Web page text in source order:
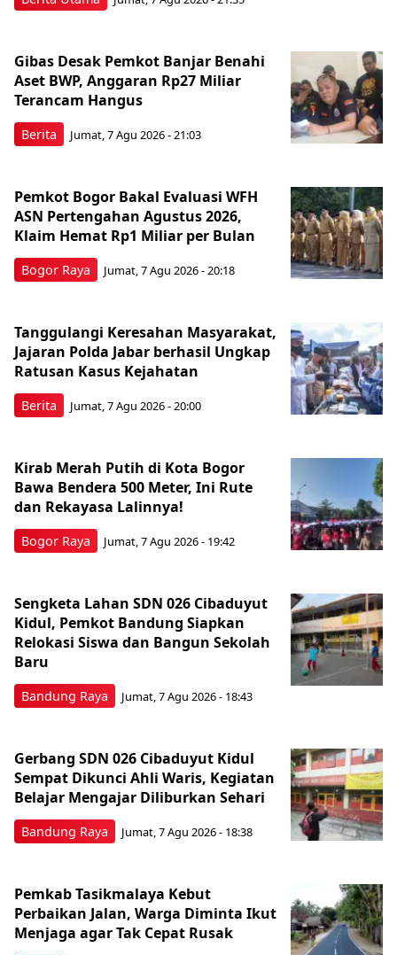
Berita
Gibas Desak Pemkot Banjar Benahi
Aset BWP, Anggaran Rp27 Miliar
Terancam Hangus
Jumat, 7 Agu 2026 - 21:03
Bogor Raya
Pemkot Bogor Bakal Evaluasi WFH
ASN Pertengahan Agustus 2026,
Klaim Hemat Rp1 Miliar per Bulan
Jumat, 7 Agu 2026 - 20:18
Berita
Tanggulangi Keresahan Masyarakat,
Jajaran Polda Jabar berhasil Ungkap
Ratusan Kasus Kejahatan
Jumat, 7 Agu 2026 - 20:00
Bogor Raya
Kirab Merah Putih di Kota Bogor
Bawa Bendera 500 Meter, Ini Rute
dan Rekayasa Lalinnya!
Jumat, 7 Agu 2026 - 19:42
Bandung Raya
Sengketa Lahan SDN 026 Cibaduyut
Kidul, Pemkot Bandung Siapkan
Relokasi Siswa dan Bangun Sekolah
Baru
Jumat, 7 Agu 2026 - 18:43
Bandung Raya
Gerbang SDN 026 Cibaduyut Kidul
Sempat Dikunci Ahli Waris, Kegiatan
Belajar Mengajar Diliburkan Sehari
Jumat, 7 Agu 2026 - 18:38
Pemkab Tasikmalaya Kebut
Perbaikan Jalan, Warga Diminta Ikut
Menjaga agar Tak Cepat Rusak